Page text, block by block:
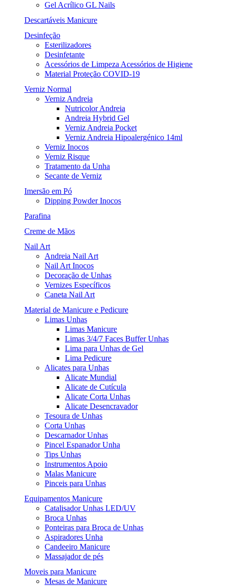
Gel Acrílico GL Nails
Descartáveis Manicure
Desinfeção
Esterilizadores
Desinfetante
Acessórios de Limpeza Acessórios de Higiene
Material Proteção COVID-19
Verniz Normal
Verniz Andreia
Nutricolor Andreia
Andreia Hybrid Gel
Verniz Andreia Pocket
Verniz Andreia Hipoalergénico 14ml
Verniz Inocos
Verniz Risque
Tratamento da Unha
Secante de Verniz
Imersão em Pó
Dipping Powder Inocos
Parafina
Creme de Mãos
Nail Art
Andreia Nail Art
Nail Art Inocos
Decoração de Unhas
Vernizes Específicos
Caneta Nail Art
Material de Manicure e Pedicure
Limas Unhas
Limas Manicure
Limas 3/4/7 Faces Buffer Unhas
Lima para Unhas de Gel
Lima Pedicure
Alicates para Unhas
Alicate Mundial
Alicate de Cutícula
Alicate Corta Unhas
Alicate Desencravador
Tesoura de Unhas
Corta Unhas
Descarnador Unhas
Pincel Espanador Unha
Tips Unhas
Instrumentos Apoio
Malas Manicure
Pinceis para Unhas
Equipamentos Manicure
Catalisador Unhas LED/UV
Broca Unhas
Ponteiras para Broca de Unhas
Aspiradores Unha
Candeeiro Manicure
Massajador de pés
Moveis para Manicure
Mesas de Manicure